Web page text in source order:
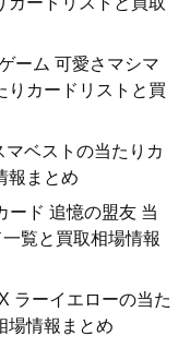
ーム 可愛さマシマ
りカードリストと買
ベストの当たりカ
報まとめ
ード 追憶の盟友 当
覧と買取相場情報
ラーイエローの当た
場情報まとめ